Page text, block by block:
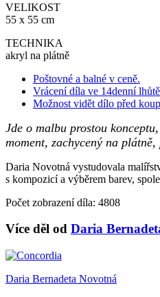
VELIKOST
55 x 55 cm
TECHNIKA
akryl na plátně
Poštovné a balné v ceně.
Vrácení díla ve 14denní
Možnost vidět dílo před
Jde o malbu prostou
moment, zachycený na
Daria Novotná vystudovala
s kompozicí a výběrem barev,
Počet zobrazení díla: 4808
Více děl od Daria
Daria Bernadeta Novotná